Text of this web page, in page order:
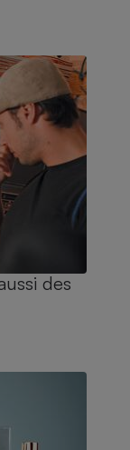
des